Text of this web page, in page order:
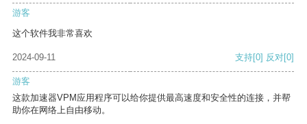
游客
这个软件我非常喜欢
2024-09-11 支持[0] 反对[0]
游客
这款加速器VPM应用程序可以给你提供最高速度和安全性的连接，并帮
助你在网络上自由移动。